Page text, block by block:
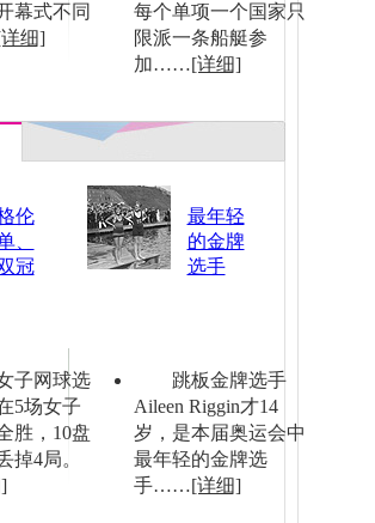
幕式不同
细]
每个单项一个国家只
限派一条船艇参
加……[详细]
伦
、
冠
最年轻
的金牌
选手
网球选
5场女子
胜，10盘
掉4局。
跳板金牌选手
Aileen Riggin才14
岁，是本届奥运会中
最年轻的金牌选
手……[详细]